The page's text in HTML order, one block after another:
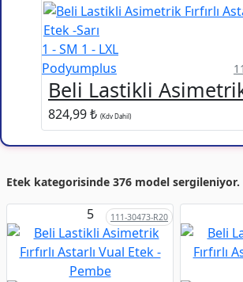
1 - SM 1 - LXL
Podyumplus
824,99 ₺ (Kdv Dahil)
Etek kategorisinde 376 model sergileniyor.
5 111-30473-R20